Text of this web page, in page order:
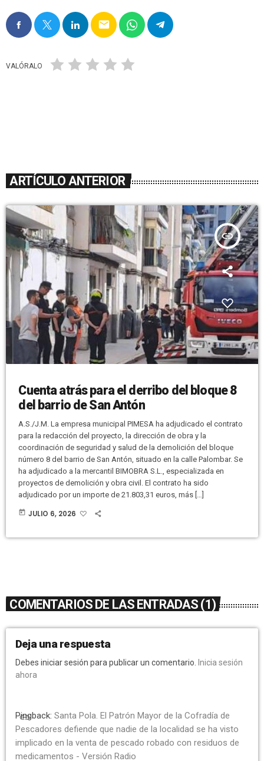
email
VALÓRALO
ARTÍCULO ANTERIOR
insert_link
Cuenta atrás para el derribo del bloque 8
del barrio de San Antón
A.S./J.M. La empresa municipal PIMESA ha adjudicado el contrato
para la redacción del proyecto, la dirección de obra y la
coordinación de seguridad y salud de la demolición del bloque
número 8 del barrio de San Antón, situado en la calle Palombar. Se
ha adjudicado a la mercantil BIMOBRA S.L., especializada en
proyectos de demolición y obra civil. El contrato ha sido
adjudicado por un importe de 21.803,31 euros, más […]
today JULIO 6, 2026
COMENTARIOS DE LAS ENTRADAS (1)
Deja una respuesta
Debes iniciar sesión para publicar un comentario.
Inicia sesión
ahora
link
Pingback: Santa Pola. El Patrón Mayor de la Cofradía de
Pescadores defiende que nadie de la localidad se ha visto
implicado en la venta de pescado robado con residuos de
medicamentos - Versión Radio